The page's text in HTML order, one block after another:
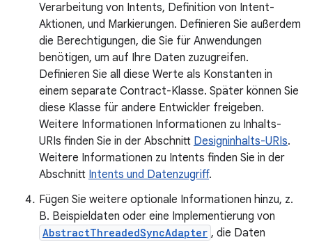
Verarbeitung von Intents, Definition von Intent-
Aktionen, und Markierungen. Definieren Sie außerdem
die Berechtigungen, die Sie für Anwendungen
benötigen, um auf Ihre Daten zuzugreifen.
Definieren Sie all diese Werte als Konstanten in
einem separate Contract-Klasse. Später können Sie
diese Klasse für andere Entwickler freigeben.
Weitere Informationen Informationen zu Inhalts-
URIs finden Sie in der Abschnitt Designinhalts-URIs.
Weitere Informationen zu Intents finden Sie in der
Abschnitt Intents und Datenzugriff.
Fügen Sie weitere optionale Informationen hinzu, z.
B. Beispieldaten oder eine Implementierung von
AbstractThreadedSyncAdapter , die Daten